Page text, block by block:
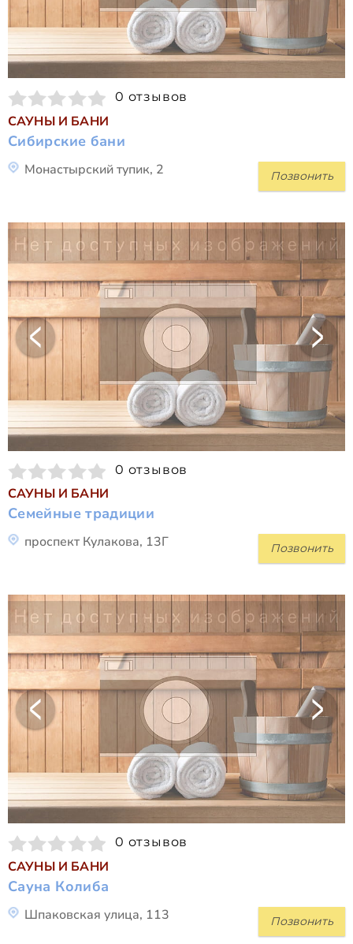
0 отзывов
САУНЫ И БАНИ
Сибирские бани
Позвонить
Монастырский тупик, 2
0 отзывов
САУНЫ И БАНИ
Семейные традиции
Позвонить
проспект Кулакова, 13Г
0 отзывов
САУНЫ И БАНИ
Сауна Колиба
Позвонить
Шпаковская улица, 113